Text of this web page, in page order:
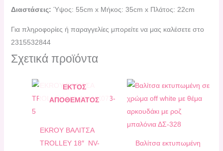
Διαστάσεις: Ύψος: 55cm x Μήκος: 35cm x Πλάτος: 22cm
Για πληροφορίες ή παραγγελίες μπορείτε να μας καλέσετε στο
2315532844
Σχετικά προϊόντα
ΕΚΤΌΣ
ΑΠΟΘΈΜΑΤΟΣ
EKROY ΒΑΛΙΤΣΑ
TROLLEY 18″ NV-
Βαλίτσα εκτυπωμένη